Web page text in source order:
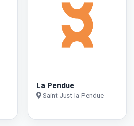
La Pendue
Saint-Just-la-Pendue